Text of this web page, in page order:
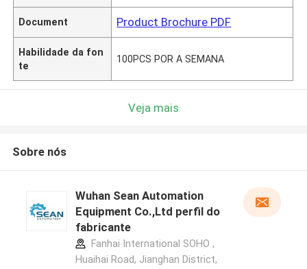
Document Product Brochure PDF
Habilidade da fon
te
100PCS POR A SEMANA
Veja mais
Sobre nós
Wuhan Sean Automation
Equipment Co.,Ltd perfil do
fabricante
Fanhai International SOHO ,
Huaihai Road, Jianghan District,